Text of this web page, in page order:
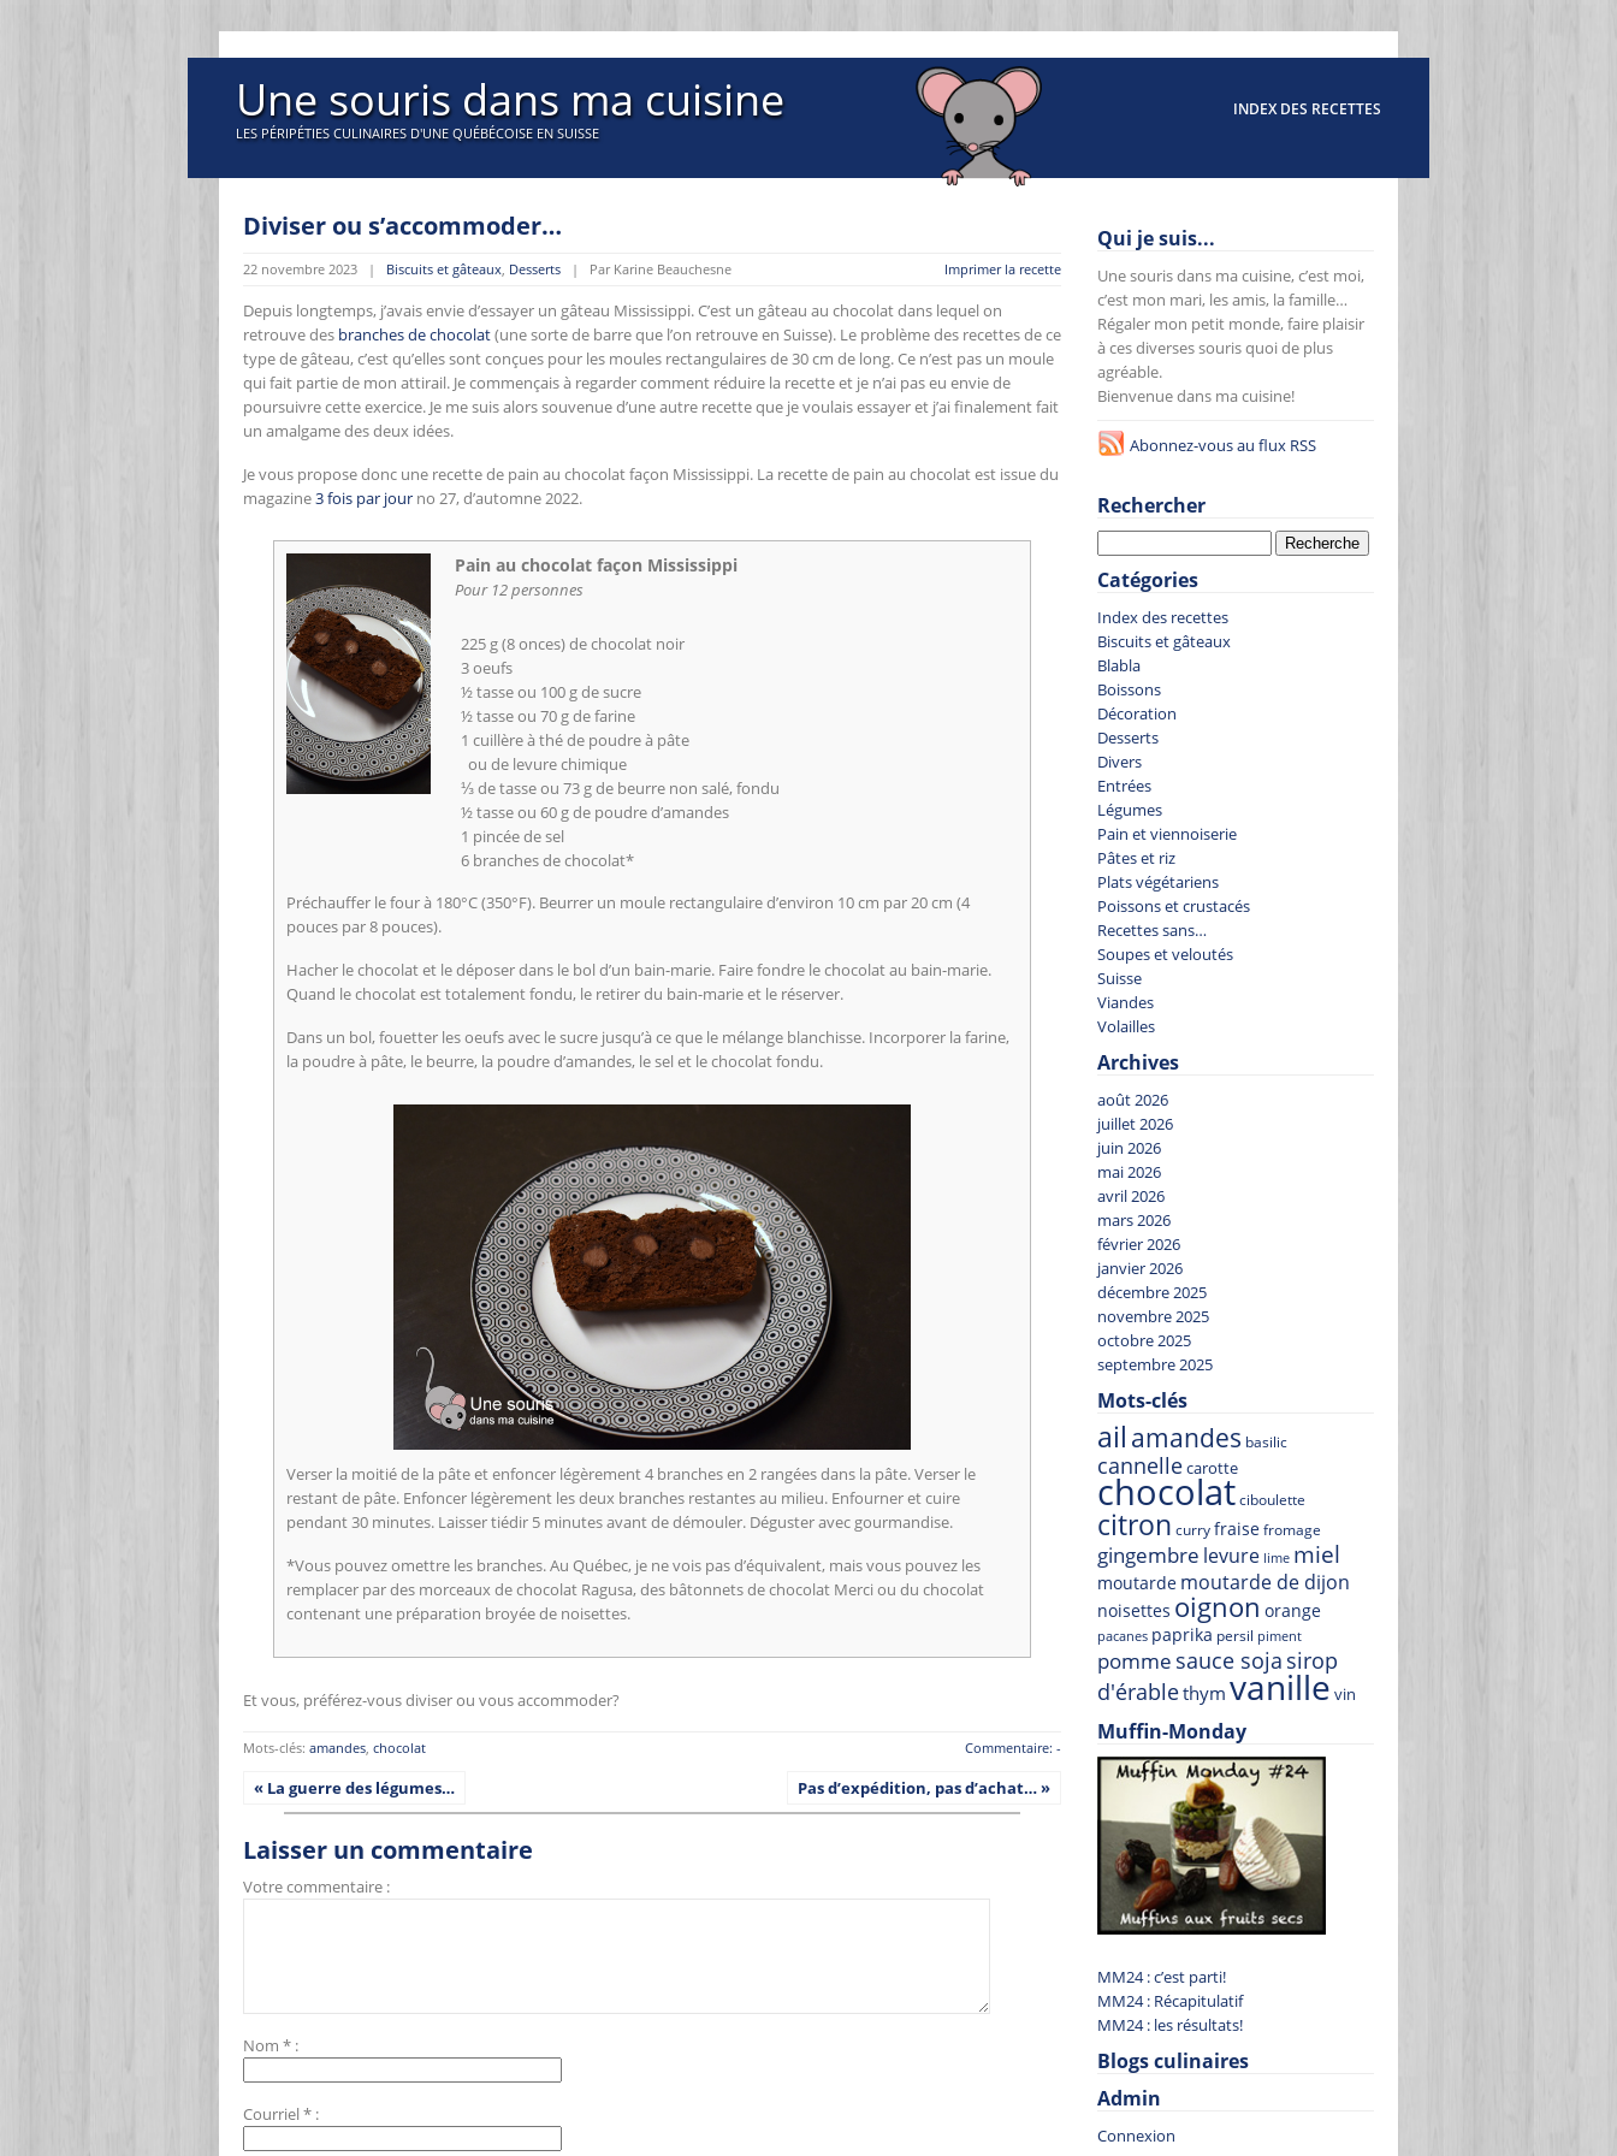
Une souris dans ma cuisine
LES PÉRIPÉTIES CULINAIRES D'UNE QUÉBÉCOISE EN SUISSE
INDEX DES RECETTES
Diviser ou s’accommoder…
Imprimer la recette
22 novembre 2023 | Biscuits et gâteaux, Desserts | Par Karine Beauchesne
Depuis longtemps, j’avais envie d’essayer un gâteau Mississippi. C’est un gâteau au chocolat dans lequel on
retrouve des branches de chocolat(une sorte de barre que l’on retrouve en Suisse). Le problème des recettes de ce
type de gâteau, c’est qu’elles sont conçues pour les moules rectangulaires de 30 cm de long. Ce n’est pas un moule
qui fait partie de mon attirail. Je commençais à regarder comment réduire la recette et je n’ai pas eu envie de
poursuivre cette exercice. Je me suis alors souvenue d’une autre recette que je voulais essayer et j’ai finalement fait
un amalgame des deux idées.
Je vous propose donc une recette de pain au chocolat façon Mississippi. La recette de pain au chocolat est issue du
magazine3 fois par jour no 27, d’automne 2022.
Pain au chocolat façon Mississippi
Pour 12 personnes
225 g (8 onces) de chocolat noir
3 oeufs
½ tasse ou 100 g de sucre
½ tasse ou 70 g de farine
1 cuillère à thé de poudre à pâte
ou de levure chimique
⅓ de tasse ou 73 g de beurre non salé, fondu
½ tasse ou 60 g de poudre d’amandes
1 pincée de sel
6 branches de chocolat*
Préchauffer le four à 180°C (350°F). Beurrer un moule rectangulaire d’environ 10 cm par 20 cm (4
pouces par 8 pouces).
Hacher le chocolat et le déposer dans le bol d’un bain-marie. Faire fondre le chocolat au bain-marie.
Quand le chocolat est totalement fondu, le retirer du bain-marie et le réserver.
Dans un bol, fouetter les oeufs avec le sucre jusqu’à ce que le mélange blanchisse. Incorporer la farine,
la poudre à pâte, le beurre, la poudre d’amandes, le sel et le chocolat fondu.
Verser la moitié de la pâte et enfoncer légèrement 4 branches en 2 rangées dans la pâte. Verser le
restant de pâte. Enfoncer légèrement les deux branches restantes au milieu. Enfourner et cuire
pendant 30 minutes. Laisser tiédir 5 minutes avant de démouler. Déguster avec gourmandise.
*Vous pouvez omettre les branches. Au Québec, je ne vois pas d’équivalent, mais vous pouvez les
remplacer par des morceaux de chocolat Ragusa, des bâtonnets de chocolat Merci ou du chocolat
contenant une préparation broyée de noisettes.
Et vous, préférez-vous diviser ou vous accommoder?
Commentaire: -
Mots-clés: amandes, chocolat
« La guerre des légumes… Pas d’expédition, pas d’achat… »
Laisser un commentaire
Votre commentaire :
Nom * :
Courriel * :
Qui je suis...
Une souris dans ma cuisine, c’est moi,
c’est mon mari, les amis, la famille…
Régaler mon petit monde, faire plaisir
à ces diverses souris quoi de plus
agréable.
Bienvenue dans ma cuisine!
Abonnez-vous au flux RSS
Rechercher
Catégories
Index des recettes
Biscuits et gâteaux
Blabla
Boissons
Décoration
Desserts
Divers
Entrées
Légumes
Pain et viennoiserie
Pâtes et riz
Plats végétariens
Poissons et crustacés
Recettes sans…
Soupes et veloutés
Suisse
Viandes
Volailles
Archives
août 2026
juillet 2026
juin 2026
mai 2026
avril 2026
mars 2026
février 2026
janvier 2026
décembre 2025
novembre 2025
octobre 2025
septembre 2025
Mots-clés
ail amandes basilic
cannellecarotte
chocolat ciboulette
citron curryfraisefromage
gingembre levure lime miel
moutarde moutarde de dijon
noisettes oignon orange
pacanes paprika persil piment
pomme sauce soja sirop
d'érablethym vanille vin
Muffin-Monday
MM24 : c’est parti!
MM24 : Récapitulatif
MM24 : les résultats!
Blogs culinaires
Admin
Connexion